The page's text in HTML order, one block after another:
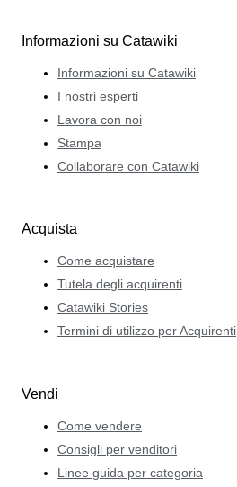
Informazioni su Catawiki
Informazioni su Catawiki
I nostri esperti
Lavora con noi
Stampa
Collaborare con Catawiki
Acquista
Come acquistare
Tutela degli acquirenti
Catawiki Stories
Termini di utilizzo per Acquirenti
Vendi
Come vendere
Consigli per venditori
Linee guida per categoria